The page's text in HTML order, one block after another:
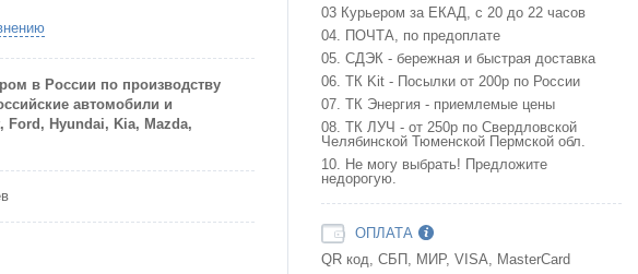
в России по производству
автомобили и
Ford, Hyundai, Kia, Mazda,
03 Курьером за ЕКАД, с 20 до 22 часов
04. ПОЧТА, по предоплате
05. СДЭК - бережная и быстрая доставка
06. ТК Kit - Посылки от 200р по России
07. ТК Энергия - приемлемые цены
08. ТК ЛУЧ - от 250р по Свердловской
Челябинской Тюменской Пермской обл.
10. Не могу выбрать! Предложите
недорогую.
ОПЛАТА
QR код, СБП, МИР, VISA, MasterCard